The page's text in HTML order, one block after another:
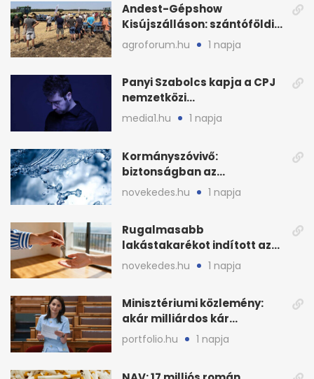
Andest-Gépshow
Kisújszálláson: szántóföldi
bemutató 2026. augusztus
12-én
agroforum.hu 1 napja
Panyi Szabolcs kapja a CPJ
nemzetközi
sajtószabadság-díját
media1.hu 1 napja
Kormányszóvivő:
biztonságban az
ivóvízkészlet, nincs
stratégiai vízhiány
novekedes.hu 1 napja
Rugalmasabb
lakástakarékot indított az
OTP: két köztes kilépéssel
novekedes.hu 1 napja
Minisztériumi közlemény:
akár milliárdos kár
fenyegette Budapest fáit
portfolio.hu 1 napja